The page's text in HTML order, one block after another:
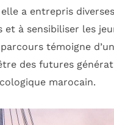
a entrepris
à sensibiliser les
témoigne
des futures
marocain.